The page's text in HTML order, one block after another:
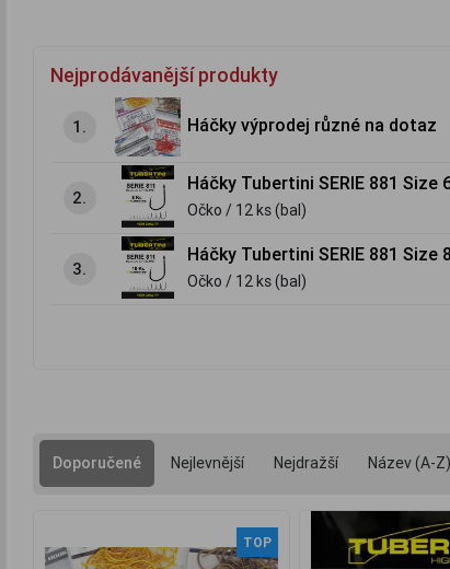
Nejprodávanější produkty
1. Háčky výprodej různé na dotaz
2.
Háčky Tubertini SERIE 881 Size
Očko / 12 ks (bal)
3.
Háčky Tubertini SERIE 881 Size 8
Očko / 12 ks (bal)
Doporučené Nejlevnější Nejdražší Název (A-Z)
TOP